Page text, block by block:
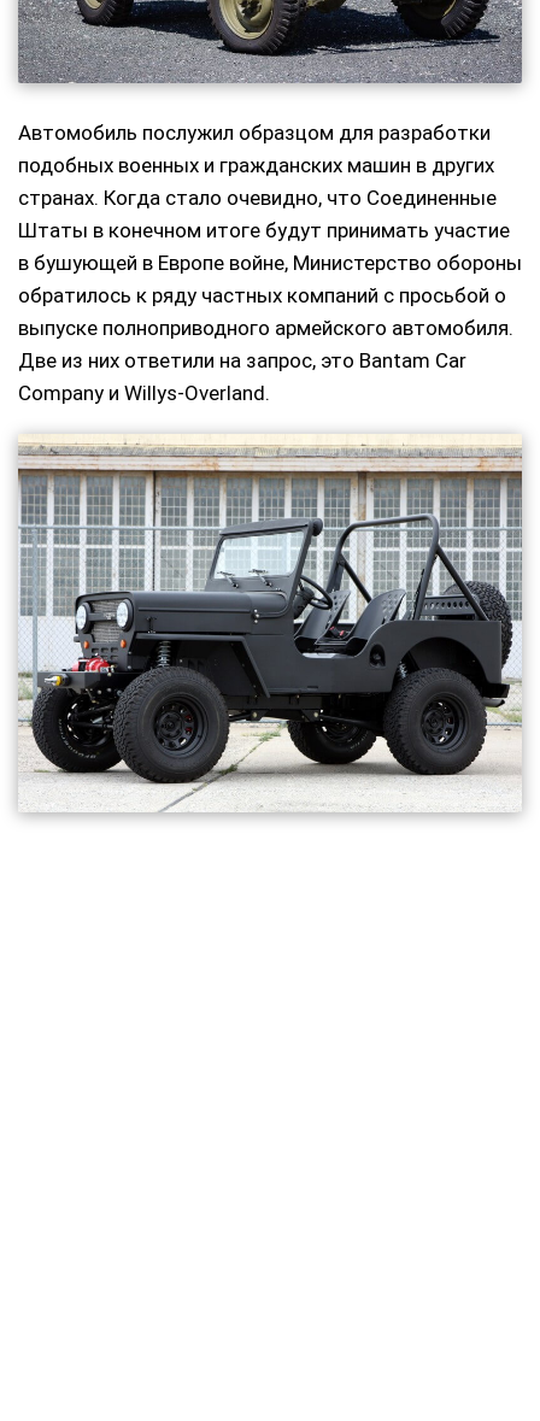
Автомобиль послужил образцом для разработки
подобных военных и гражданских машин в других
странах. Когда стало очевидно, что Соединенные
Штаты в конечном итоге будут принимать участие
в бушующей в Европе войне, Министерство обороны
обратилось к ряду частных компаний с просьбой о
выпуске полноприводного армейского автомобиля.
Две из них ответили на запрос, это Bantam Car
Company и Willys-Overland.